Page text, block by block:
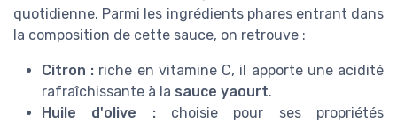
quotidienne. Parmi les ingrédients phares entrant dans
la composition de cette sauce, on retrouve :
Citron : riche en vitamine C, il apporte une acidité
rafraîchissante à la sauce yaourt.
Huile d'olive :choisie pour ses propriétés